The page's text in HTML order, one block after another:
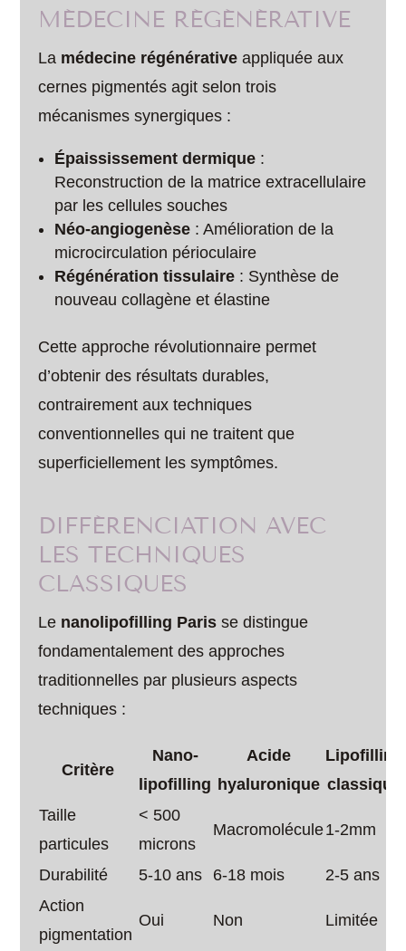
MÉDECINE RÉGÉNÉRATIVE
La médecine régénérative appliquée aux
cernes pigmentés agit selon trois
mécanismes synergiques :
Épaississement dermique :
Reconstruction de la matrice extracellulaire
par les cellules souches
Néo-angiogenèse : Amélioration de la
microcirculation périoculaire
Régénération tissulaire : Synthèse de
nouveau collagène et élastine
Cette approche révolutionnaire permet
d’obtenir des résultats durables,
contrairement aux techniques
conventionnelles qui ne traitent que
superficiellement les symptômes.
DIFFÉRENCIATION AVEC
LES TECHNIQUES
CLASSIQUES
Le nanolipofilling Paris se distingue
fondamentalement des approches
traditionnelles par plusieurs aspects
techniques :
Critère
Nano-
lipofilling
Acide
hyaluronique
Lipofilling
classique
Taille
particules
< 500
microns
Macromolécule1-2mm
Durabilité 5-10 ans 6-18 mois
2-5 ans
Action
pigmentation
Oui Non Limitée